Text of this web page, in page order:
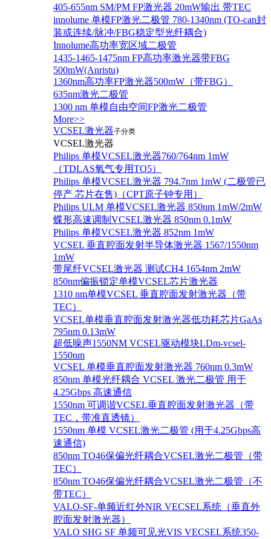
405-655nm SM/PM FP激光器 20mW输出 带TEC
innolume 单模FP激光二极管 780-1340nm (TO-can封
装或连续/脉冲/FBG稳定型光纤耦合)
Innolume高功率宽区域二极管
1435-1465-1475nm FP高功率激光器带FBG
500mW(Anristu)
1360nm高功率FP激光器500mW（带FBG）
635nm激光二极管
1300 nm 单模自由空间FP激光二极管
More>>
VCSEL激光器子分类
VCSEL激光器
Philips 单模VCSEL激光器760/764nm 1mW
（TDLAS氧气专用TO5）
Philips 单模VCSEL激光器 794.7nm 1mW (二极管已
停产 芯片在售)（CPT原子钟专用）
Philips ULM 单模VCSEL激光器 850nm 1mW/2mW
蝶形高速调制VCSEL激光器 850nm 0.1mW
Philips 单模VCSEL激光器 852nm 1mW
VCSEL 垂直腔面发射半导体激光器 1567/1550nm
1mW
带尾纤VCSEL激光器 测试CH4 1654nm 2mW
850nm偏振锁定单模VCSEL芯片激光器
1310 nm单模VCSEL 垂直腔面发射激光器（带
TEC）
VCSEL单模垂直腔面发射激光器低功耗芯片GaAs
795nm 0.13mW
超低噪声1550NM VCSEL驱动模块LDm-vcsel-
1550nm
VCSEL 单模垂直腔面发射激光器 760nm 0.3mW
850nm 单模光纤耦合 VCSEL 激光二极管 用于
4.25Gbps 高速通信
1550nm 可调谐VCSEL垂直腔面发射激光器（带
TEC，带准直透镜）
1550nm 单模 VCSEL激光二极管 (用于4.25Gbps高
速通信)
850nm TO46保偏光纤耦合VCSEL激光二极管（带
TEC）
850nm TO46保偏光纤耦合VCSEL激光二极管（不
带TEC）
VALO-SF-单频近红外NIR VECSEL系统（垂直外
腔面发射激光器）
VALO SHG SF 单频可见光VIS VECSEL系统350-